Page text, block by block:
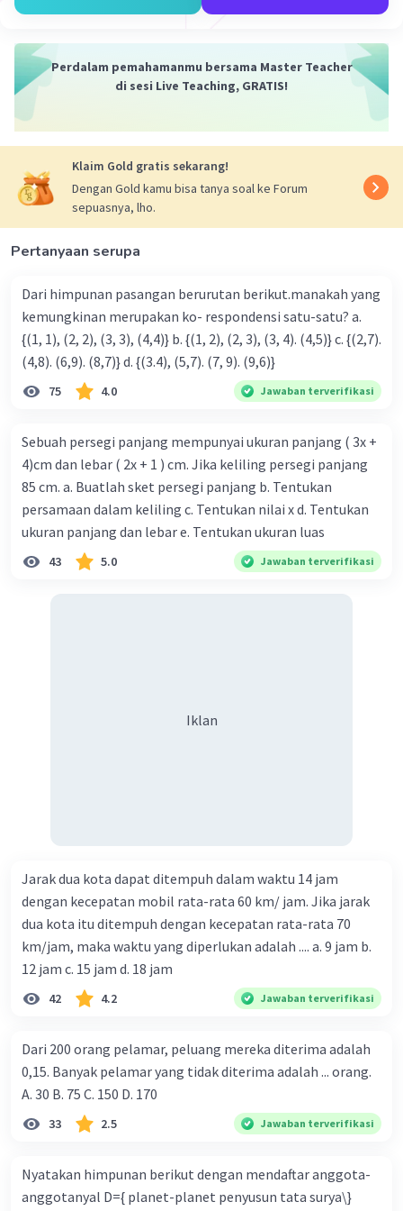
Perdalam pemahamanmu bersama Master Teacher
di sesi Live Teaching, GRATIS!
Klaim Gold gratis sekarang!
Dengan Gold kamu bisa tanya soal ke Forum
sepuasnya, lho.
Pertanyaan serupa
Dari himpunan pasangan berurutan berikut.manakah yang
kemungkinan merupakan ko- respondensi satu-satu? a.
{(1, 1), (2, 2), (3, 3), (4,4)} b. {(1, 2), (2, 3), (3, 4). (4,5)} c. {(2,7).
(4,8). (6,9). (8,7)} d. {(3.4), (5,7). (7, 9). (9,6)}
75 4.0 Jawaban terverifikasi
Sebuah persegi panjang mempunyai ukuran panjang ( 3x +
4)cm dan lebar ( 2x + 1 ) cm. Jika keliling persegi panjang
85 cm. a. Buatlah sket persegi panjang b. Tentukan
persamaan dalam keliling c. Tentukan nilai x d. Tentukan
ukuran panjang dan lebar e. Tentukan ukuran luas
43 5.0 Jawaban terverifikasi
Iklan
Jarak dua kota dapat ditempuh dalam waktu 14 jam
dengan kecepatan mobil rata-rata 60 km/ jam. Jika jarak
dua kota itu ditempuh dengan kecepatan rata-rata 70
km/jam, maka waktu yang diperlukan adalah .... a. 9 jam b.
12 jam c. 15 jam d. 18 jam
42 4.2 Jawaban terverifikasi
Dari 200 orang pelamar, peluang mereka diterima adalah
0,15. Banyak pelamar yang tidak diterima adalah ... orang.
A. 30 B. 75 C. 150 D. 170
33 2.5 Jawaban terverifikasi
Nyatakan himpunan berikut dengan mendaftar anggota-
anggotanyal D={ planet-planet penyusun tata surya\}